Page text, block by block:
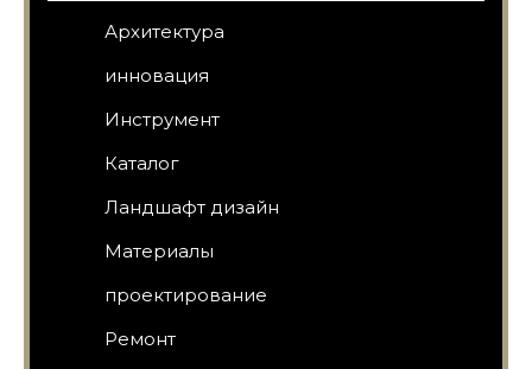
Архитектура
инновация
Инструмент
Каталог
Ландшафт дизайн
Материалы
проектирование
Ремонт